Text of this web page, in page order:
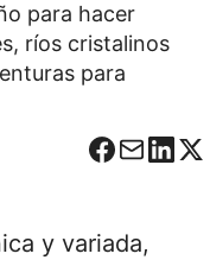
para hacer
ríos cristalinos
para
F
e
C
r
L
X
y variada,